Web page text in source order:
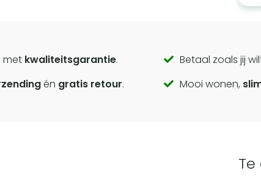
met kwaliteitsgarantie. Betaal zoals jij
én gratis retour. Mooi wonen,